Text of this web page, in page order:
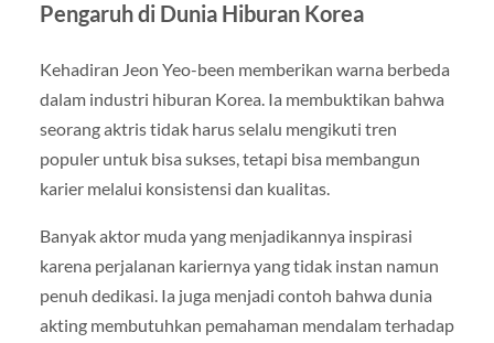
Pengaruh di Dunia Hiburan Korea
Kehadiran Jeon Yeo-been memberikan warna berbeda
dalam industri hiburan Korea. Ia membuktikan bahwa
seorang aktris tidak harus selalu mengikuti tren
populer untuk bisa sukses, tetapi bisa membangun
karier melalui konsistensi dan kualitas.
Banyak aktor muda yang menjadikannya inspirasi
karena perjalanan kariernya yang tidak instan namun
penuh dedikasi. Ia juga menjadi contoh bahwa dunia
akting membutuhkan pemahaman mendalam terhadap